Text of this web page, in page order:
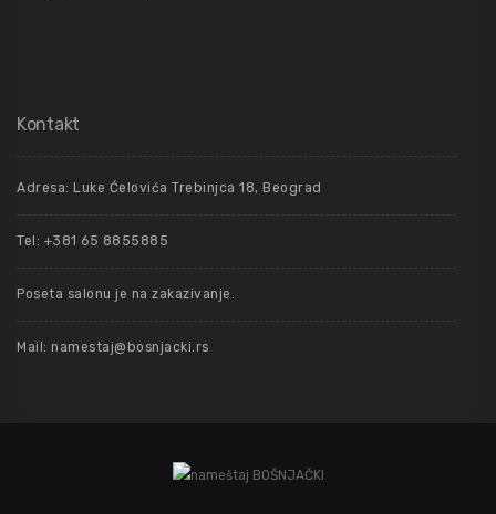
Kontakt
Adresa: Luke Ćelovića Trebinjca 18, Beograd
Tel: +381 65 8855885
Poseta salonu je na zakazivanje.
Mail: namestaj@bosnjacki.rs